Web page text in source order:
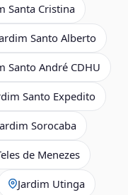
Santa Cristina
Santo Alberto
Santo André CDHU
Santo Expedito
Sorocaba
de Menezes
Jardim Utinga